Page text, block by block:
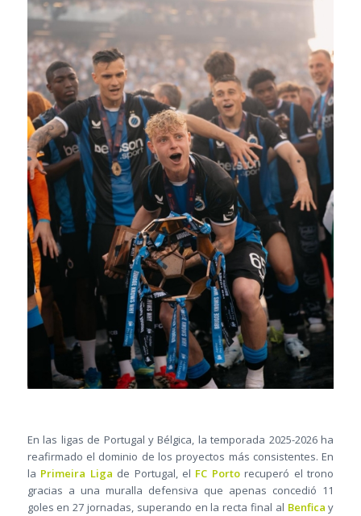
En las ligas de Portugal y Bélgica, la temporada 2025-2026 ha
reafirmado el dominio de los proyectos más consistentes. En
la Primeira Liga de Portugal, el FC Portorecuperó el trono
gracias a una muralla defensiva que apenas concedió 11
goles en 27 jornadas, superando en la recta final al Benfica y